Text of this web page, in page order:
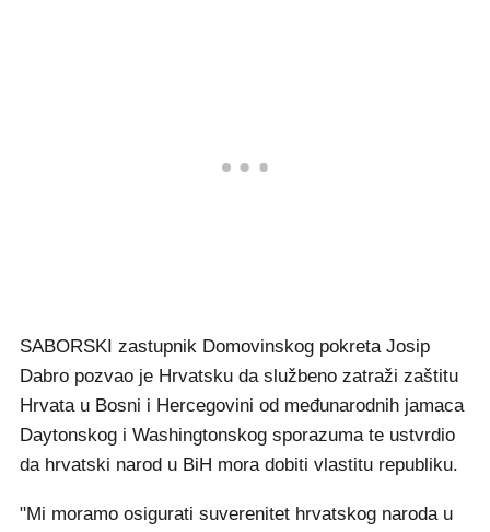
SABORSKI zastupnik Domovinskog pokreta Josip
Dabro pozvao je Hrvatsku da službeno zatraži zaštitu
Hrvata u Bosni i Hercegovini od međunarodnih jamaca
Daytonskog i Washingtonskog sporazuma te ustvrdio
da hrvatski narod u BiH mora dobiti vlastitu republiku.
"Mi moramo osigurati suverenitet hrvatskog naroda u